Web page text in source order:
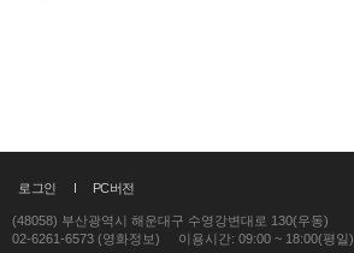
로그인 PC버전
(48058) 부산광역시 해운대구 수영강변대로 130(우동)
02-6261-6573 (영화정보)
이용시간: 09:00 ~ 18:00(평일)